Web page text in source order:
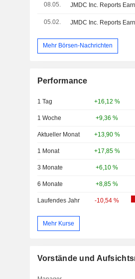
08.05. JMDC Inc. Reports
05.02.
Mehr Börsen-Nachrichten
Performance
1 Tag +16,12 %
1 Woche +9,36 %
Aktueller Monat +13,90 %
1 Monat +17,85 %
3 Monate +6,10 %
6 Monate +8,85 %
Laufendes Jahr -10,54 %
Mehr Kurse
Vorstände und